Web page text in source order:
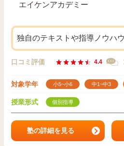
エイケンアカデミー
独自のテキストや指導ノウハ
口コミ評価 4.4
対象学年 小5~小6 中1~中3
授業形式 個別指導
塾の詳細を見る